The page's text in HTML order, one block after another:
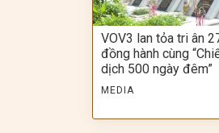
VOV3 lan tỏa tri ân
đồng hành cùng
dịch 500 ngày đêm”
MEDIA